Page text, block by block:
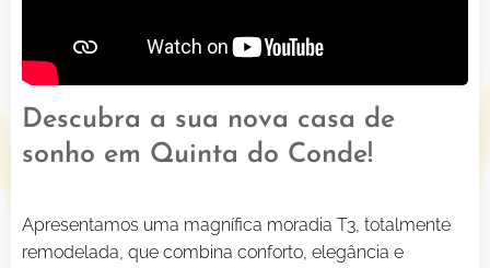
Descubra a sua nova casa de
sonho em Quinta do Conde!
Apresentamos uma magnífica moradia T3, totalmente
remodelada, que combina conforto, elegância e